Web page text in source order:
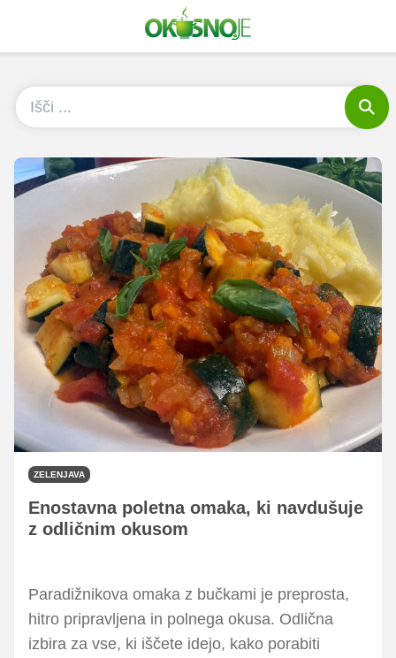
ZELENJAVA
Enostavna poletna omaka, ki navdušuje
z odličnim okusom
Paradižnikova omaka z bučkami je preprosta,
hitro pripravljena in polnega okusa. Odlična
izbira za vse, ki iščete idejo, kako porabiti